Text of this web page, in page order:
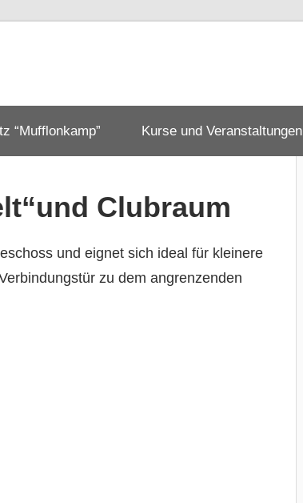
“Mufflonkamp” Kurse und Veranstaltungen
Clubraum
und eignet sich ideal für kleinere
zu dem angrenzenden